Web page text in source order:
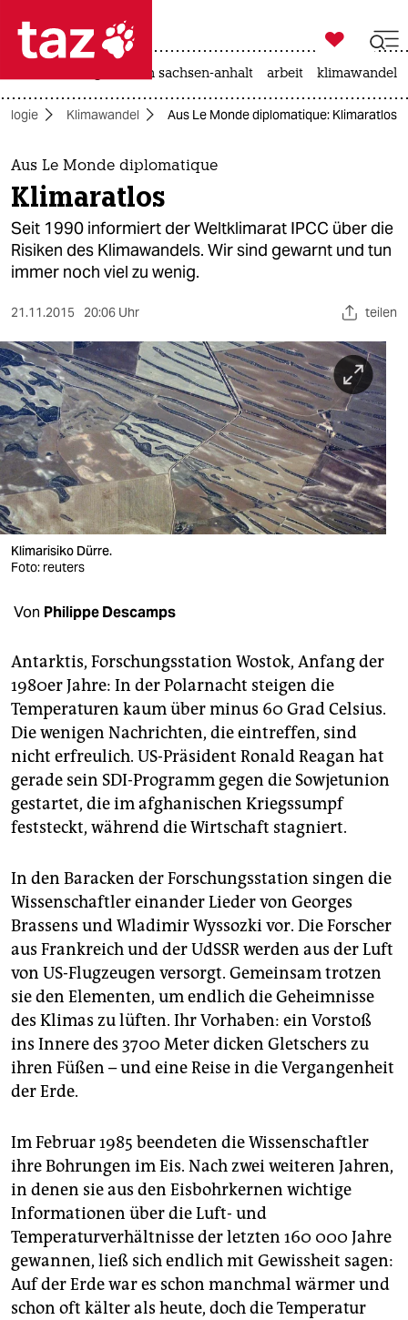
 taz zahl ich
taz zahl ich
themen
politik
öko
sport
berlin
nord
wahrheit
verlag
verlag
veranstaltungen
fragen & hilfe
unterstützen
abo
genossenschaft
epaper login

taz zahl ich
landtagswahl in sachsen-anhalt arbeit klimawandel
Klimawandel Aus Le Monde diplomatique: Klimaratlos
Aus Le Monde diplomatique
Klimaratlos
Seit 1990 informiert der Weltklimarat IPCC über die
Risiken des Klimawandels. Wir sind gewarnt und tun
immer noch viel zu wenig.
21.11.2015 20:06 Uhr teilen
Klimarisiko Dürre.
Foto: reuters
Von Philippe Descamps
Antarktis, Forschungsstation Wostok, Anfang der
1980er Jahre: In der Polarnacht steigen die
Temperaturen kaum über minus 60 Grad Celsius.
Die wenigen Nachrichten, die eintreffen, sind
nicht erfreulich. US-Präsident Ronald Reagan hat
gerade sein SDI-Programm gegen die Sowjetunion
gestartet, die im afghanischen Kriegssumpf
feststeckt, während die Wirtschaft stagniert.
In den Baracken der Forschungsstation singen die
Wissenschaftler einander Lieder von Georges
Brassens und Wladimir Wyssozki vor. Die Forscher
aus Frankreich und der UdSSR werden aus der Luft
von US-Flugzeugen versorgt. Gemeinsam trotzen
sie den Elementen, um endlich die Geheimnisse
des Klimas zu lüften. Ihr Vorhaben: ein Vorstoß
ins Innere des 3700 Meter dicken Gletschers zu
ihren Füßen – und eine Reise in die Vergangenheit
der Erde.
Im Februar 1985 beendeten die Wissenschaftler
ihre Bohrungen im Eis. Nach zwei weiteren Jahren,
in denen sie aus den Eisbohrkernen wichtige
Informationen über die Luft- und
Temperaturverhältnisse der letzten 160 000 Jahre
gewannen, ließ sich endlich mit Gewissheit sagen:
Auf der Erde war es schon manchmal wärmer und
schon oft kälter als heute, doch die Temperatur